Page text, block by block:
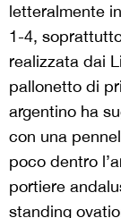
letteralmente
1-4,
realizzata dai
pallonetto di
argentino ha
con una
poco dentro
portiere
standing